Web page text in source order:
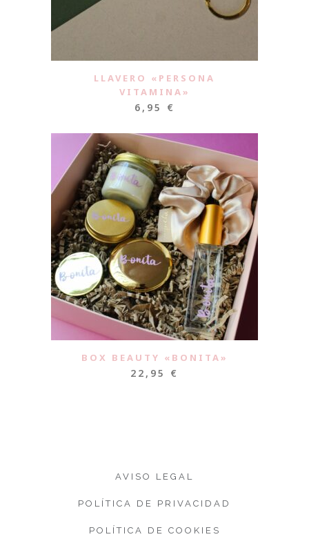
LLAVERO «PERSONA
VITAMINA»
6,95 €
BOX BEAUTY «BONITA»
22,95 €
AVISO LEGAL
POLÍTICA DE PRIVACIDAD
POLÍTICA DE COOKIES